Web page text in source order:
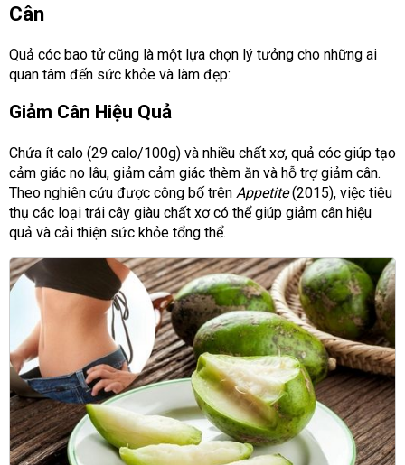
Cân
Quả cóc bao tử cũng là một lựa chọn lý tưởng cho những ai
quan tâm đến sức khỏe và làm đẹp:
Giảm Cân Hiệu Quả
Chứa ít calo (29 calo/100g) và nhiều chất xơ, quả cóc giúp tạo
cảm giác no lâu, giảm cảm giác thèm ăn và hỗ trợ giảm cân.
Theo nghiên cứu được công bố trên Appetite(2015), việc tiêu
thụ các loại trái cây giàu chất xơ có thể giúp giảm cân hiệu
quả và cải thiện sức khỏe tổng thể.